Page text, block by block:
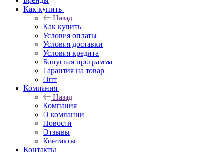
Как купить
Назад
Как купить
Условия оплаты
Условия доставки
Условия кредита
Бонусная программа
Гарантия на товар
Опт
Компания
Назад
Компания
О компании
Новости
Отзывы
Контакты
Контакты